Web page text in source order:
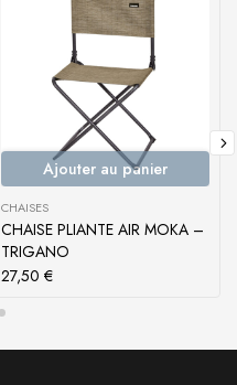
Ajouter au panier
CHAISES
CHAISE PLIANTE AIR MOKA –
TRIGANO
27,50 €